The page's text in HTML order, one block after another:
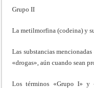
Grupo II
La metilmorfina (codeina) y
Las substancias
«drogas», aún cuando sean
Los términos «Grupo I» y